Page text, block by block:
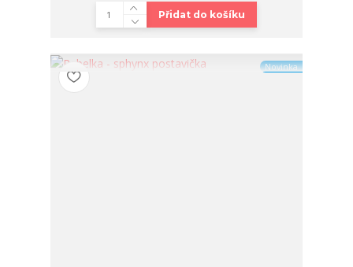
Přidat do košíku
Novinka